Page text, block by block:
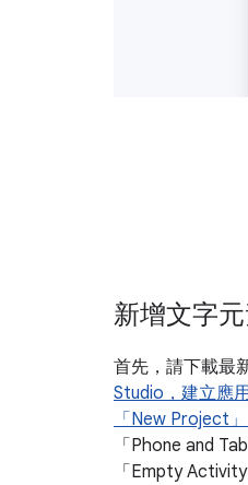
新增文字
首先，請下載最
Studio，建立應
「New Project」
「Phone and
「Empty Activity